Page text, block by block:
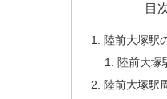
目
陸前大塚駅
陸前大塚
陸前大塚駅